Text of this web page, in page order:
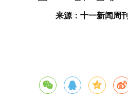
来源：十一新闻周刊